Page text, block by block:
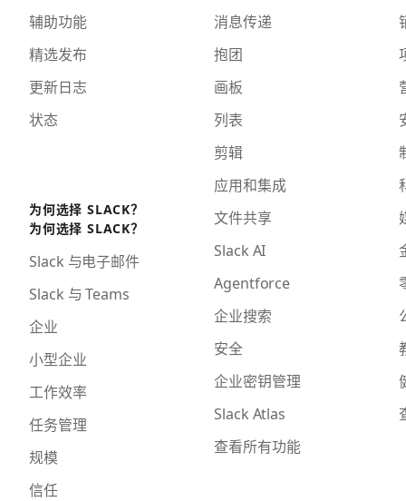
辅助功能
精选发布
更新日志
状态
为何选择 SLACK？
为何选择 SLACK？
Slack 与电子邮件
Slack 与 Teams
企业
小型企业
工作效率
任务管理
规模
信任
消息传递
抱团
画板
列表
剪辑
应用和集成
文件共享
Slack AI
Agentforce
企业搜索
安全
企业密钥管理
Slack Atlas
查看所有功能